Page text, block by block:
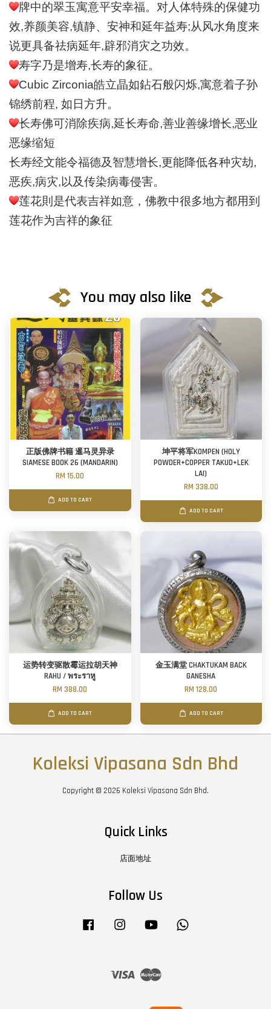
牌中的翠玉寓意平安幸福。对人体特殊的保健功
效,养颜美容,镇静、安神和延年益寿;从风水角度来
说更具备祛病延年,辟邪消灾之功效。
寿字乃是增寿,长寿的象征。
Cubic Zirconia皓立晶如鉆石般闪烁,寓意着子孙
锦绣前程, 如日方升。
长寿佛可消除疾病,延长寿命,善业善缘增长,恶业
恶缘缩短
长寿经文能令福德及智慧增长,更能降低各种灾劫,
恶疾,病灾,以及传染病毒侵害。
莲花則是代表吉祥如意，佛教中很多地方都用到
莲花作为吉祥的象征
You may also like
正版佛牌书籍 暹马灵异录
SIAMESE BOOK 26 (MANDARIN)
RM 15.00
ADD TO CART
坤平将军KOMPEN (HOLY
POWDER+COPPER TAKUD+LEK
LAI)
RM 338.00
ADD TO CART
运势转变驱散霉运拉胡天神
RAHU / พระราหู
RM 388.00
ADD TO CART
金玉满堂 CHAKTUKAM BACK
GANESHA
RM 128.00
ADD TO CART
Koleksi Vipasana Sdn Bhd
Copyright © 2026 Koleksi Vipasana Sdn Bhd.
Quick Links
店面地址
Follow Us
Facebook Instagram YouTube
Visa Master